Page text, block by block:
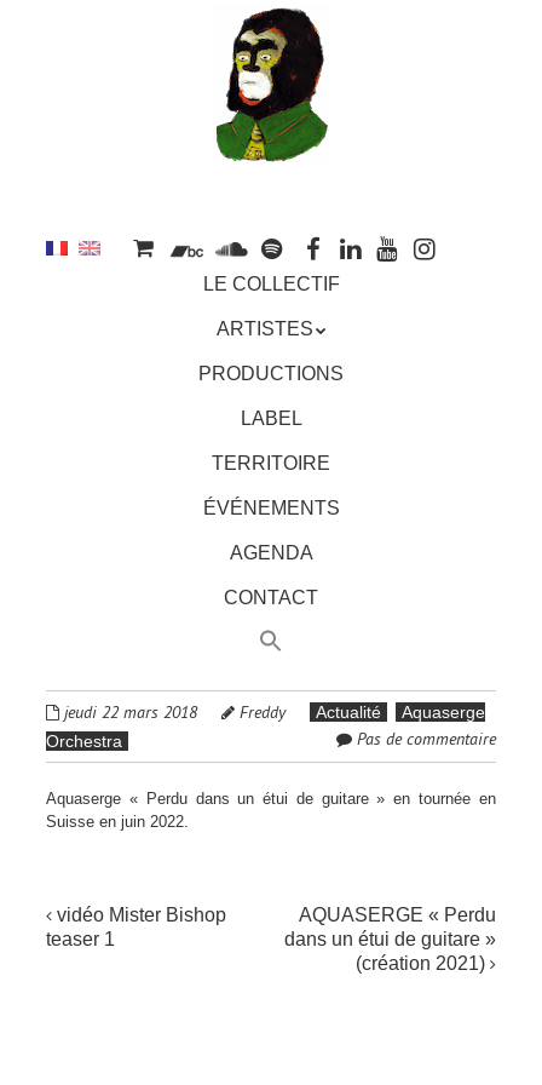
LE COLLECTIF
ARTISTES
PRODUCTIONS
LABEL
TERRITOIRE
ÉVÉNEMENTS
AGENDA
CONTACT
jeudi 22 mars 2018 Freddy Actualité
Aquaserge
Orchestra
Pas de commentaire
Aquaserge « Perdu dans un étui de guitare » en tournée en
Suisse en juin 2022.
NAVIGATION
DE
vidéo Mister Bishop
teaser 1
AQUASERGE « Perdu
dans un étui de guitare »
(création 2021)